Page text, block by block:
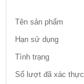
Tên sản phẩm
Hạn sử dụng
Tình trạng
Số lượt đã xác thực